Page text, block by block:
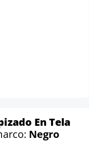
En Tela
Negro